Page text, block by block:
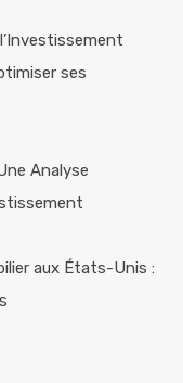
ses
Analyse
aux États-Unis :